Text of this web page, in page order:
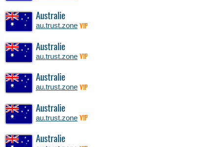
Australie
au.trust.zone VIP
Australie
au.trust.zone VIP
Australie
au.trust.zone VIP
Australie
au.trust.zone VIP
Australie